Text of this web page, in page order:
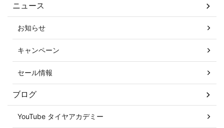
ニュース
お知らせ
キャンペーン
セール情報
ブログ
YouTube タイヤアカデミー